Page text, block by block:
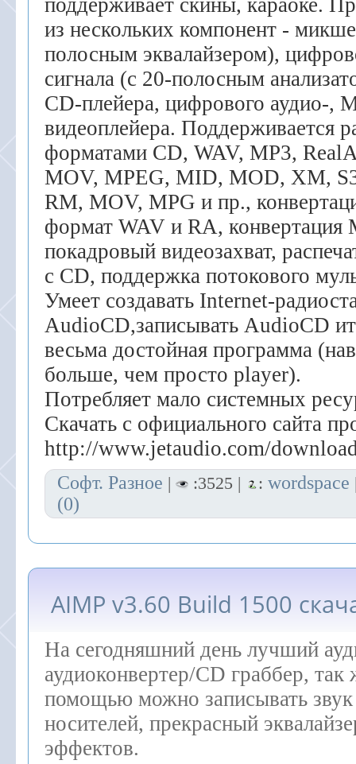
поддерживает скины, караоке.
из нескольких компонент -
полосным эквалайзером),
сигнала (с 20-полосным
CD-плейера, цифрового аудио-,
видеоплейера. Поддерживается
форматами CD, WAV, MP3,
MOV, MPEG, MID, MOD, XM,
RM, MOV, MPG и пр.,
формат WAV и RA, конвертация
покадровый видеозахват,
с CD, поддержка потокового
Умеет создавать Internet-
AudioCD,записывать AudioCD
весьма достойная программа
больше, чем просто player).
Потребляет мало системных
Скачать с официального сайта
http://www.jetaudio.com/
Софт. Разное | :3525 | : wordspace
(0)
AIMP v3.60 Build 1500
На сегодняшний день лучший
аудиоконвертер/CD граббер, так
помощью можно записывать
носителей, прекрасный
эффектов.